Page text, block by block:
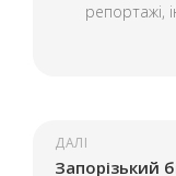
репортажі,
ДАЛІ